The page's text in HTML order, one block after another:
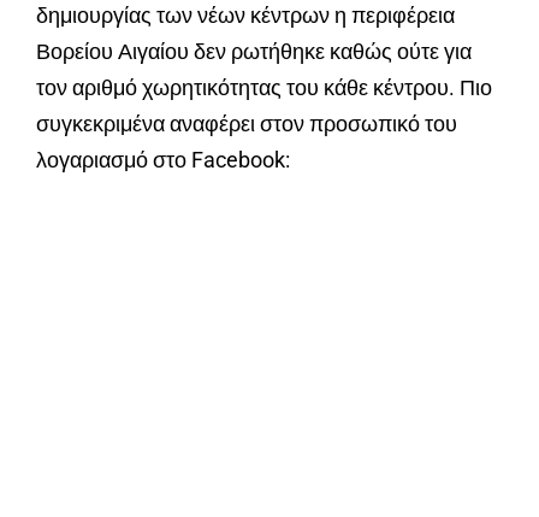
δημιουργίας των νέων κέντρων η περιφέρεια
Βορείου Αιγαίου δεν ρωτήθηκε καθώς ούτε για
τον αριθμό χωρητικότητας του κάθε κέντρου. Πιο
συγκεκριμένα αναφέρει στον προσωπικό του
λογαριασμό στο Facebook: